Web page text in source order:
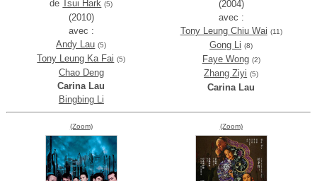
deTsui Hark (5)
(2010)
avec :
Andy Lau (5)
Tony Leung Ka Fai (5)
Chao Deng
Carina Lau
Bingbing Li
(2004)
avec :
Tony Leung Chiu Wai (11)
Gong Li (8)
Faye Wong (2)
Zhang Ziyi (5)
Carina Lau
(Zoom) (Zoom)